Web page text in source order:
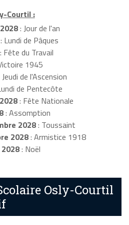
Courtil :
: Jour de l'an
: Lundi de Pâques
: Fête du Travail
1945
Jeudi de l'Ascension
de Pentecôte
: Fête Nationale
: Assomption
2028: Toussaint
2028: Armistice 1918
: Noël
Osly-Courtil